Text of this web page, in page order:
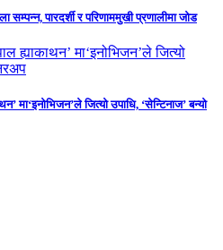
सम्पन्न, पारदर्शी र परिणाममुखी प्रणालीमा जोड
मा‘इनोभिजन’ले जित्यो उपाधि, ‘सेन्टिनाज’ बन्यो